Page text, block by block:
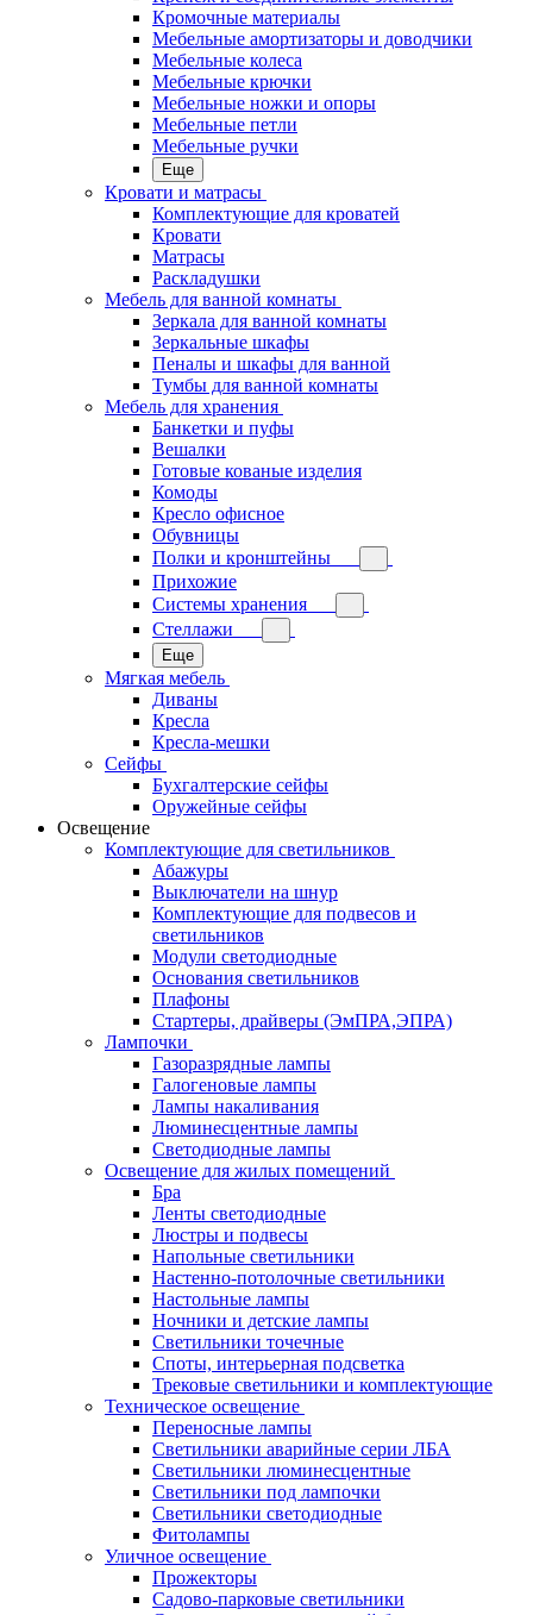
Кромочные материалы
Мебельные амортизаторы и доводчики
Мебельные колеса
Мебельные крючки
Мебельные ножки и опоры
Мебельные петли
Мебельные ручки
Еще
Кровати и матрасы
Комплектующие для кроватей
Кровати
Матрасы
Раскладушки
Мебель для ванной комнаты
Зеркала для ванной комнаты
Зеркальные шкафы
Пеналы и шкафы для ванной
Тумбы для ванной комнаты
Мебель для хранения
Банкетки и пуфы
Вешалки
Готовые кованые изделия
Комоды
Кресло офисное
Обувницы
Полки и кронштейны
Прихожие
Системы хранения
Стеллажи
Еще
Мягкая мебель
Диваны
Кресла
Кресла-мешки
Сейфы
Бухгалтерские сейфы
Оружейные сейфы
Освещение
Комплектующие для светильников
Абажуры
Выключатели на шнур
Комплектующие для подвесов и
светильников
Модули светодиодные
Основания светильников
Плафоны
Стартеры, драйверы (ЭмПРА,ЭПРА)
Лампочки
Газоразрядные лампы
Галогеновые лампы
Лампы накаливания
Люминесцентные лампы
Светодиодные лампы
Освещение для жилых помещений
Бра
Ленты светодиодные
Люстры и подвесы
Напольные светильники
Настенно-потолочные светильники
Настольные лампы
Ночники и детские лампы
Светильники точечные
Споты, интерьерная подсветка
Трековые светильники и комплектующие
Техническое освещение
Переносные лампы
Светильники аварийные серии ЛБА
Светильники люминесцентные
Светильники под лампочки
Светильники светодиодные
Фитолампы
Уличное освещение
Прожекторы
Садово-парковые светильники